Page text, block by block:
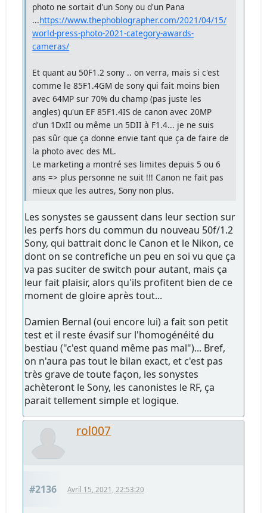
photo ne sortait d'un Sony ou d'un Pana
...https://www.thephoblographer.com/2021/04/15/
world-press-photo-2021-category-awards-
cameras/
Et quant au 50F1.2 sony .. on verra, mais si c'est
comme le 85F1.4GM de sony qui fait moins bien
avec 64MP sur 70% du champ (pas juste les
angles) qu'un EF 85F1.4IS de canon avec 20MP
d'un 1DxII ou même un 5DII à F1.4... je ne suis
pas sûr que ça donne envie tant que ça de faire de
la photo avec des ML.
Le marketing a montré ses limites depuis 5 ou 6
ans => plus personne ne suit !!! Canon ne fait pas
mieux que les autres, Sony non plus.
Les sonystes se gaussent dans leur section sur
les perfs hors du commun du nouveau 50f/1.2
Sony, qui battrait donc le Canon et le Nikon, ce
dont on se contrefiche un peu en soi vu que ça
va pas suciter de switch pour autant, mais ça
leur fait plaisir, alors qu'ils profitent bien de ce
moment de gloire après tout...
Damien Bernal (oui encore lui) a fait son petit
test et il reste évasif sur l'homogénéité du
bestiau ("c'est quand même pas mal")... Bref,
on n'aura pas tout le bilan exact, et c'est pas
très grave de toute façon, les sonystes
achèteront le Sony, les canonistes le RF, ça
parait tellement simple et logique.
rol007
#2136 Avril 15, 2021, 22:53:20